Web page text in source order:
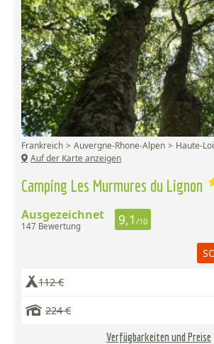
Camping Les Murmures du Lignon
Frankreich Auvergne-Rhone-Alpen Haute-
Auf der Karte anzeigen
Ausgezeichnet
147 Bewertung 9,1 /10
112 €
224 €
Verfügbarkeiten und Preise